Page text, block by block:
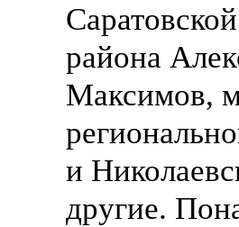
района
Максимов,
и
другие.